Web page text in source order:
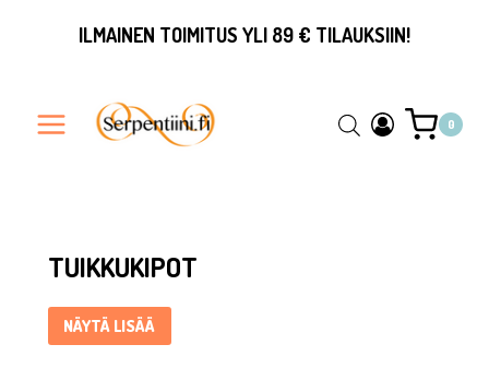
ILMAINEN TOIMITUS YLI 89 € TILAUKSIIN!
0
Tuikkukipot ... Content continues. Activate the Näytä lisää
TUIKKUKIPOT
NÄYTÄ LISÄÄ